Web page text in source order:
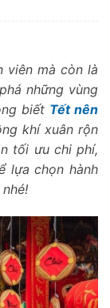
viên mà còn là
những vùng
biết Tết nên
khí xuân rộn
tối ưu chi phí,
lựa chọn hành